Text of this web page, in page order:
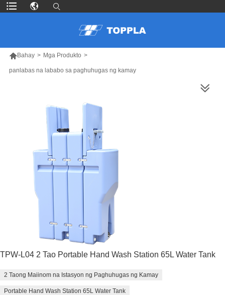
Bahay > Mga Produkto >
panlabas na lababo sa paghuhugas ng kamay
TPW-L04 2 Tao Portable Hand Wash Station 65L Water Tank
2 Taong Maiinom na Istasyon ng Paghuhugas ng Kamay
Portable Hand Wash Station 65L Water Tank